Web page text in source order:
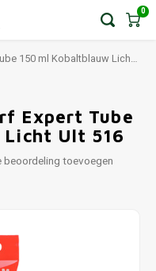
0
ml Kobaltblauw Licht Ult 516
Expert Tube
Ult 516
beoordeling toevoegen